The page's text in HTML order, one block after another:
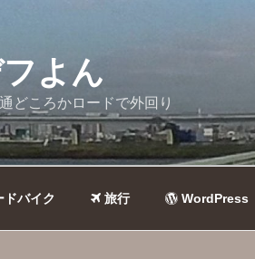
よん
どころかロードで外回り
バイク 旅行 WordPress